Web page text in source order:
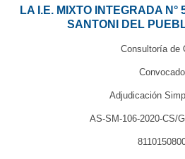
LA I.E. MIXTO INTEGRADA
SANTONI DEL
Consultoría de
Convocado
Adjudicación
AS-SM-106-2020-CS/